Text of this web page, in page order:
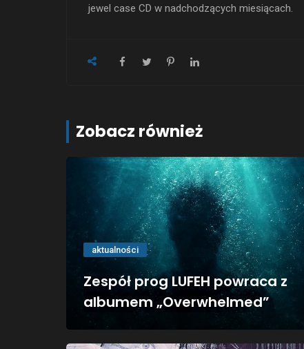
jewel case CD w nadchodzących miesiącach.
Zobacz również
aktualności
Zespół prog LUFEH powraca z
albumem „Overwhelmed”